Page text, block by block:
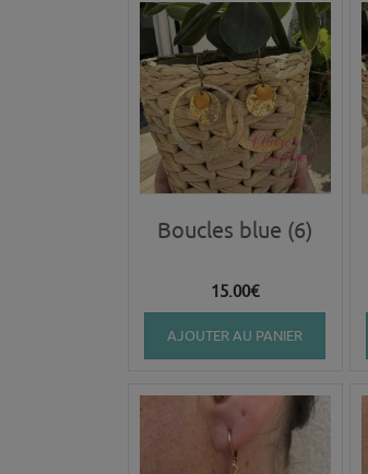
Boucles blue (6)
15.00€
AJOUTER AU PANIER